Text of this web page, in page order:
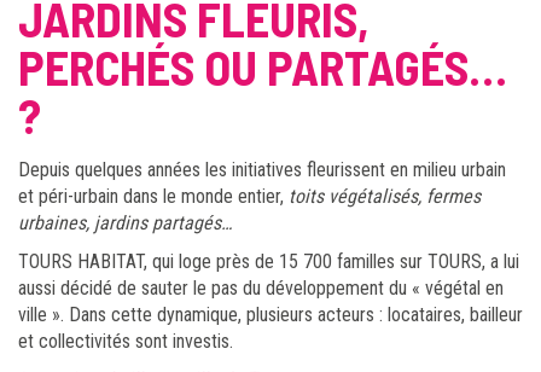
JARDINS FLEURIS,
PERCHÉS OU PARTAGÉS…
?
Depuis quelques années les initiatives fleurissent en milieu urbain
et péri-urbain dans le monde entier, toits végétalisés, fermes
urbaines, jardins partagés…
TOURS HABITAT, qui loge près de 15 700 familles sur TOURS, a lui
aussi décidé de sauter le pas du développement du « végétal en
ville ». Dans cette dynamique, plusieurs acteurs : locataires, bailleur
et collectivités sont investis.